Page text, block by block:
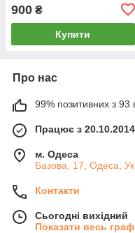
900 ₴
Купити
Про нас
99% позитивних з 93
Працює з 20.10.2014
м. Одеса
Базова, 17, Одеса,
Контакти
Сьогодні вихідний
Показати весь